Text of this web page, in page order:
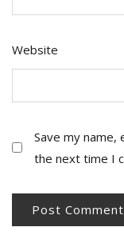
Website
Save my
the next time I